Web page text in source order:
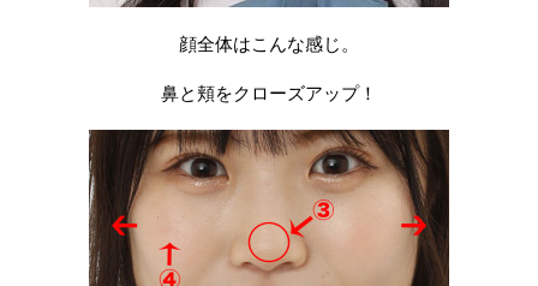
顔全体はこんな感じ。
鼻と頬をクローズアップ！